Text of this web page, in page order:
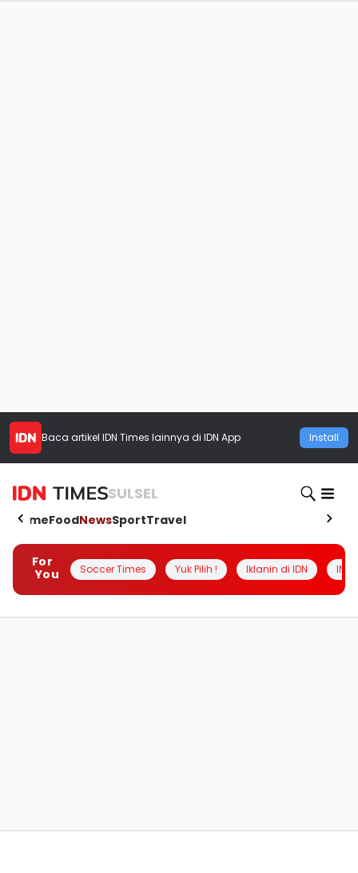
Baca artikel IDN Times lainnya di IDN App Install
SULSEL
HomeFoodNewsSportTravel
For
You
Soccer Times Yuk Pilih ! Iklanin di IDN